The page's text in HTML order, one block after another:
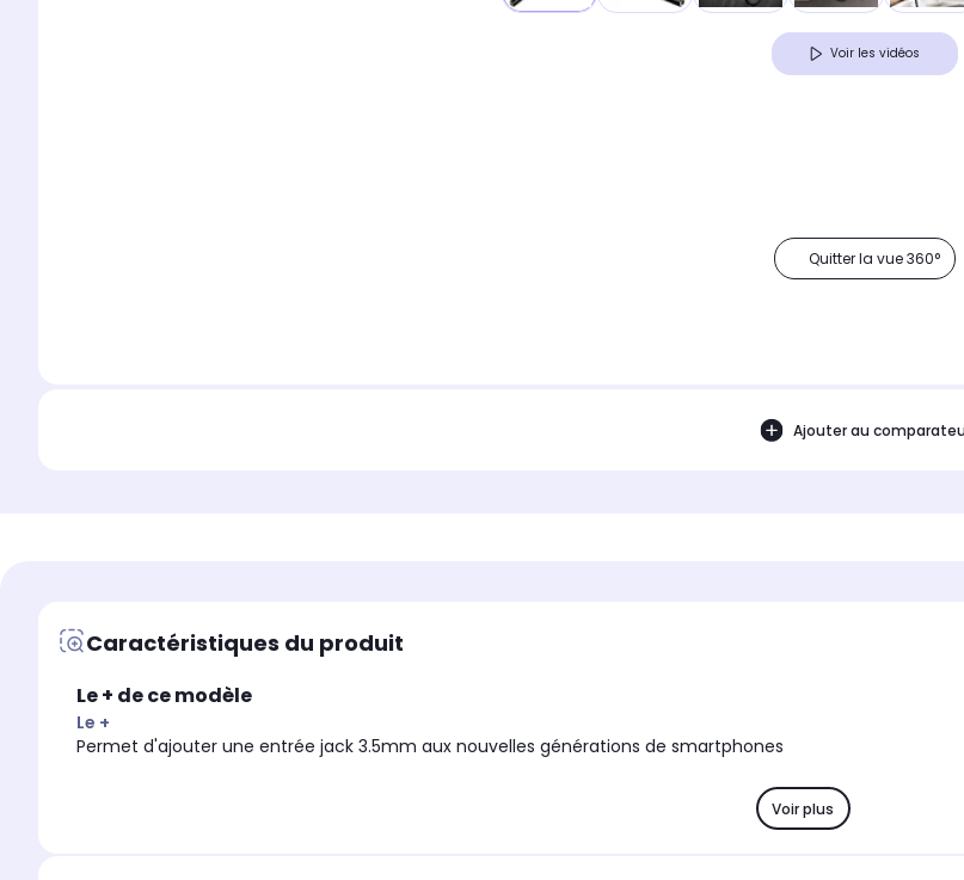
Voir les vidéos
Quitter la vue 360°
Ajouter au
Caractéristiques du produit
Le + de ce modèle
Le +
Permet d'ajouter une entrée jack 3.5mm aux nouvelles générations de smartphones
Voir plus